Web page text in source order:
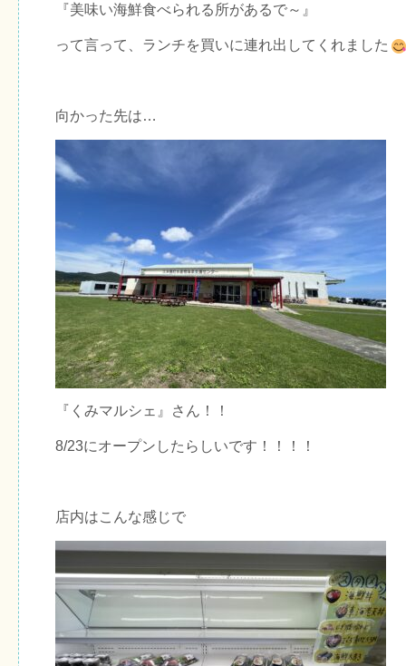
『美味い海鮮食べられる所があるで～』
って言って、ランチを買いに連れ出してくれました
向かった先は…
『くみマルシェ』さん！！
8/23にオープンしたらしいです！！！！
店内はこんな感じで